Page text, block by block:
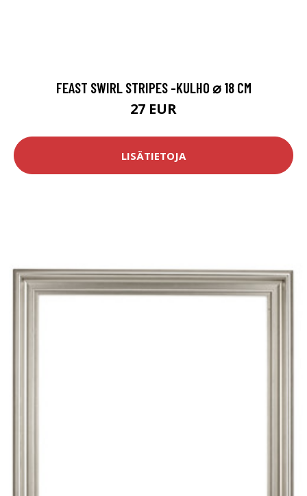
FEAST SWIRL STRIPES -KULHO ⌀ 18 CM
27 EUR
LISÄTIETOJA